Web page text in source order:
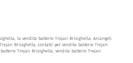
la vendita batterie Trojan Brisighella, Arcangeli
Brisighella, contatti per vendita batterie Trojan
Trojan Brisighella, vendita batterie Trojan